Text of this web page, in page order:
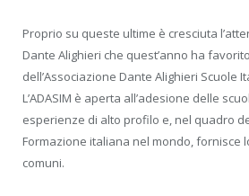
Proprio su queste ultime è cresciuta
Dante Alighieri che quest’anno ha
dell’Associazione Dante Alighieri Scuole
L’ADASIM è aperta all’adesione delle
esperienze di alto profilo e, nel quadro
Formazione italiana nel mondo, fornisce
comuni.